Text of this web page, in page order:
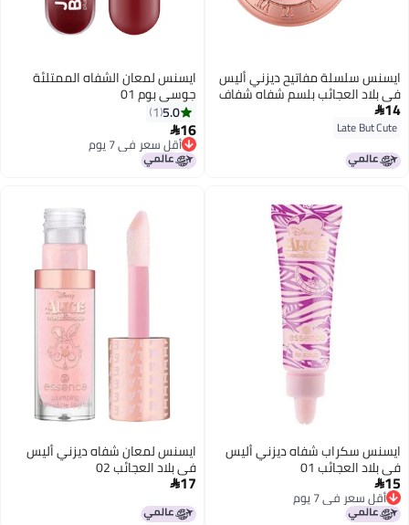
ايسنس سلسلة مفاتيح ديزني أليس
في بلاد العجائب بلسم شفاه شفاف
01
14
Late But Cute
ايسنس لمعان الشفاه الممتلئة
جوسي بوم 01
5.0
1
16
أقل سعر في 7 يوم
أقل سعر في 7 يوم
ايسنس سكراب شفاه ديزني أليس
في بلاد العجائب 01
15
أقل سعر في 7 يوم
أقل سعر في 7 يوم
ايسنس لمعان شفاه ديزني أليس
في بلاد العجائب 02
17